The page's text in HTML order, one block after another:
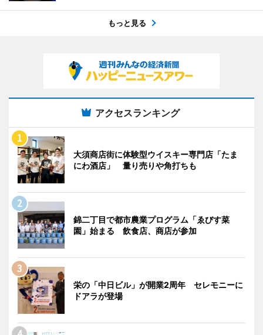
もっと見る
アクセスランキング
大須商店街に体験型ウイスキー専門店「たま
にわ酒店」 量り売りや角打ちも
錦二丁目で都市農業プログラム「ゑびす菜
園」始まる 飲食店、商店が参加
栄の「中日ビル」が開業2周年 セレモニーに
ドアラが登場